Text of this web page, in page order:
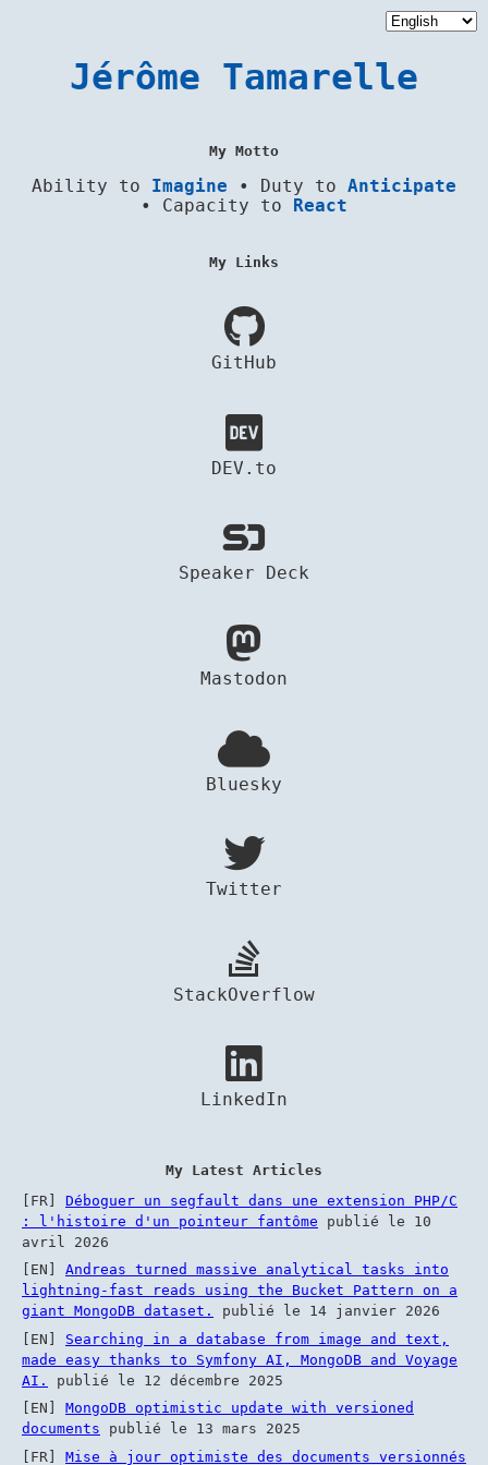
Jérôme Tamarelle
My Motto
Ability to Imagine • Duty to Anticipate
• Capacity to
React
My Links
GitHub
DEV.to
Speaker Deck
Mastodon
Bluesky
Twitter
StackOverflow
LinkedIn
My Latest Articles
[FR] Déboguer un segfault dans une extension PHP/C
: l'histoire d'un pointeur fantôme
publié le
10
avril 2026
[EN] Andreas turned massive analytical tasks into
lightning-fast reads using the Bucket Pattern on a
giant MongoDB dataset.
publié le
14 janvier 2026
[EN] Searching in a database from image and text,
made easy thanks to Symfony AI, MongoDB and Voyage
AI.
publié le
12 décembre 2025
[EN] MongoDB optimistic update with versioned
documents
publié le
13 mars 2025
[FR] Mise à jour optimiste des documents versionnés